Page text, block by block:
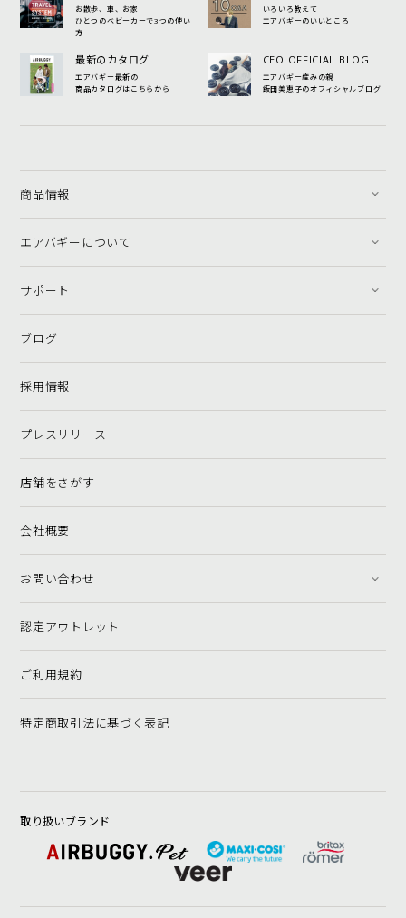
お散歩、車、お家
ひとつのベビーカーで3つの使い
方
いろいろ教えて
エアバギーのいいところ
最新のカタログ
エアバギー最新の
商品カタログはこちらから
CEO OFFICIAL BLOG
エアバギー産みの親
飯田美恵子のオフィシャルブログ
商品情報
エアバギーについて
サポート
ブログ
採用情報
プレスリリース
店舗をさがす
会社概要
お問い合わせ
認定アウトレット
ご利用規約
特定商取引法に基づく表記
取り扱いブランド